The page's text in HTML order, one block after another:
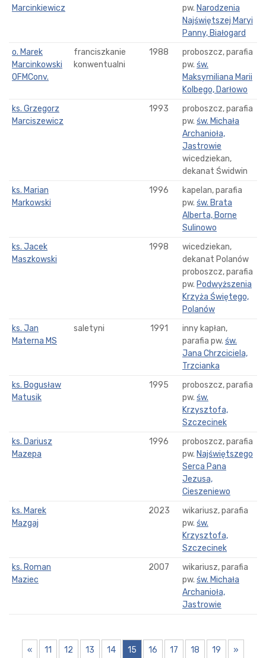
Marcinkiewicz
pw. Narodzenia
Najświętszej Maryi
Panny, Białogard
o. Marek
Marcinkowski
OFMConv.
franciszkanie
konwentualni
1988
proboszcz, parafia
pw. św.
Maksymiliana Marii
Kolbego, Darłowo
ks. Grzegorz
Marciszewicz
1993
proboszcz, parafia
pw. św. Michała
Archanioła,
Jastrowie
wicedziekan,
dekanat Świdwin
ks. Marian
Markowski
1996
kapelan, parafia
pw. św. Brata
Alberta, Borne
Sulinowo
ks. Jacek
Maszkowski
1998
wicedziekan,
dekanat Polanów
proboszcz, parafia
pw. Podwyższenia
Krzyża Świętego,
Polanów
ks. Jan
Materna MS
saletyni 1991
inny kapłan,
parafia pw. św.
Jana Chrzciciela,
Trzcianka
ks. Bogusław
Matusik
1995
proboszcz, parafia
pw. św.
Krzysztofa,
Szczecinek
ks. Dariusz
Mazepa
1996
proboszcz, parafia
pw. Najświętszego
Serca Pana
Jezusa,
Cieszeniewo
ks. Marek
Mazgaj
2023
wikariusz, parafia
pw. św.
Krzysztofa,
Szczecinek
ks. Roman
Maziec
2007
wikariusz, parafia
pw. św. Michała
Archanioła,
Jastrowie
« 11 12 13 14 15 16 17 18 19 »